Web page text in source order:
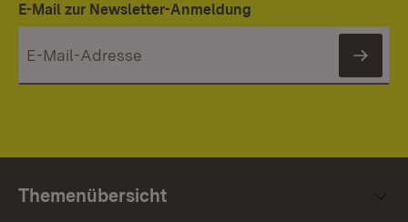
E-Mail zur Newsletter-Anmeldung
Themenübersicht